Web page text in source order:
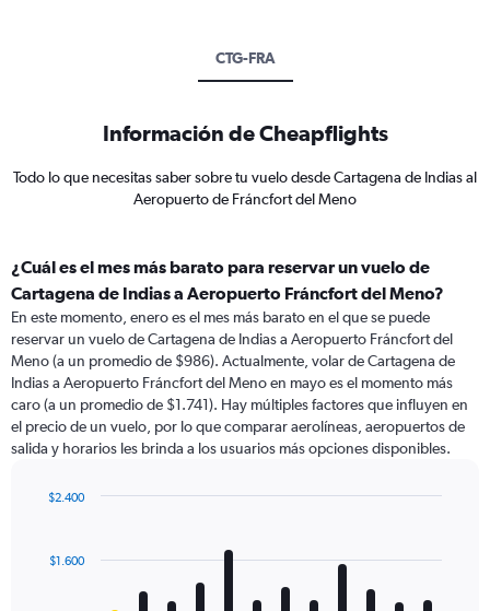
CTG-FRA
Información de Cheapflights
Todo lo que necesitas saber sobre tu vuelo desde Cartagena de Indias al
Aeropuerto de Fráncfort del Meno
¿Cuál es el mes más barato para reservar un vuelo de
Cartagena de Indias a Aeropuerto Fráncfort del Meno?
En este momento, enero es el mes más barato en el que se puede
reservar un vuelo de Cartagena de Indias a Aeropuerto Fráncfort del
Meno (a un promedio de $986). Actualmente, volar de Cartagena de
Indias a Aeropuerto Fráncfort del Meno en mayo es el momento más
caro (a un promedio de $1.741). Hay múltiples factores que influyen en
el precio de un vuelo, por lo que comparar aerolíneas, aeropuertos de
salida y horarios les brinda a los usuarios más opciones disponibles.
with
12
$1.600
$2.400